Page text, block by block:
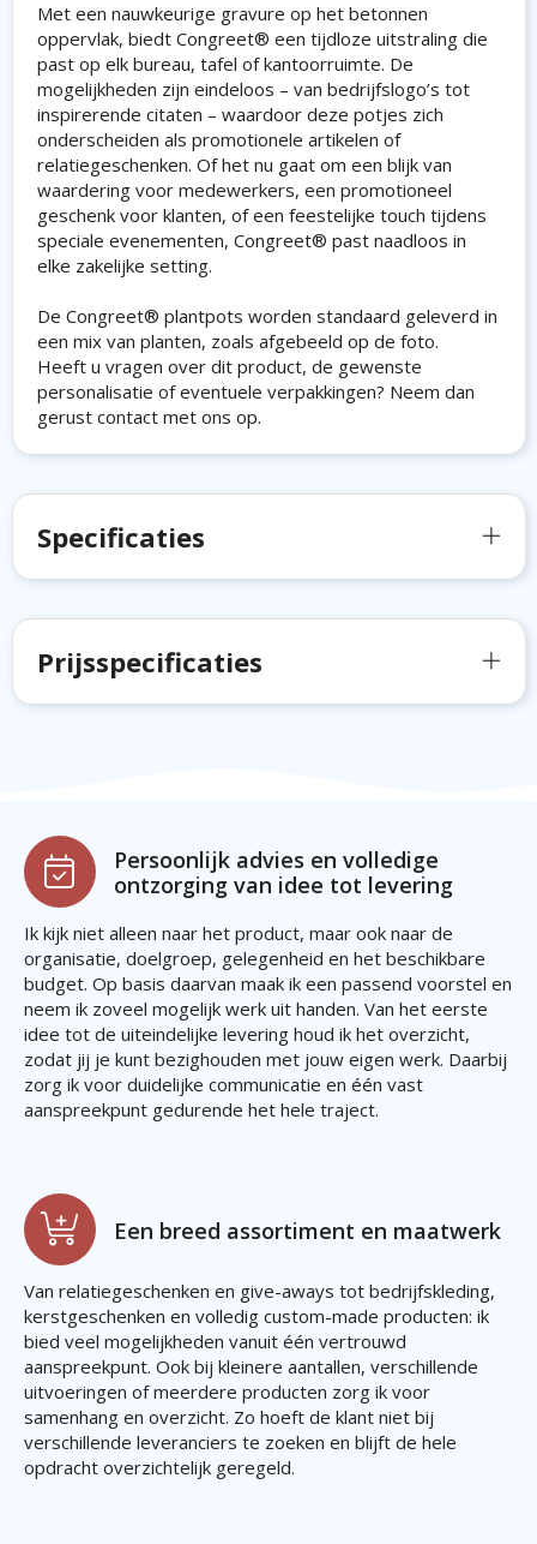
Met een nauwkeurige gravure op het betonnen
oppervlak, biedt Congreet® een tijdloze uitstraling die
past op elk bureau, tafel of kantoorruimte. De
mogelijkheden zijn eindeloos – van bedrijfslogo’s tot
inspirerende citaten – waardoor deze potjes zich
onderscheiden als promotionele artikelen of
relatiegeschenken. Of het nu gaat om een blijk van
waardering voor medewerkers, een promotioneel
geschenk voor klanten, of een feestelijke touch tijdens
speciale evenementen, Congreet® past naadloos in
elke zakelijke setting.
De Congreet® plantpots worden standaard geleverd in
een mix van planten, zoals afgebeeld op de foto.
Heeft u vragen over dit product, de gewenste
personalisatie of eventuele verpakkingen? Neem dan
gerust contact met ons op.
Specificaties
Prijsspecificaties
Persoonlijk advies en volledige
ontzorging van idee tot levering
Ik kijk niet alleen naar het product, maar ook naar de
organisatie, doelgroep, gelegenheid en het beschikbare
budget. Op basis daarvan maak ik een passend voorstel en
neem ik zoveel mogelijk werk uit handen. Van het eerste
idee tot de uiteindelijke levering houd ik het overzicht,
zodat jij je kunt bezighouden met jouw eigen werk. Daarbij
zorg ik voor duidelijke communicatie en één vast
aanspreekpunt gedurende het hele traject.
Een breed assortiment en maatwerk
Van relatiegeschenken en give-aways tot bedrijfskleding,
kerstgeschenken en volledig custom-made producten: ik
bied veel mogelijkheden vanuit één vertrouwd
aanspreekpunt. Ook bij kleinere aantallen, verschillende
uitvoeringen of meerdere producten zorg ik voor
samenhang en overzicht. Zo hoeft de klant niet bij
verschillende leveranciers te zoeken en blijft de hele
opdracht overzichtelijk geregeld.